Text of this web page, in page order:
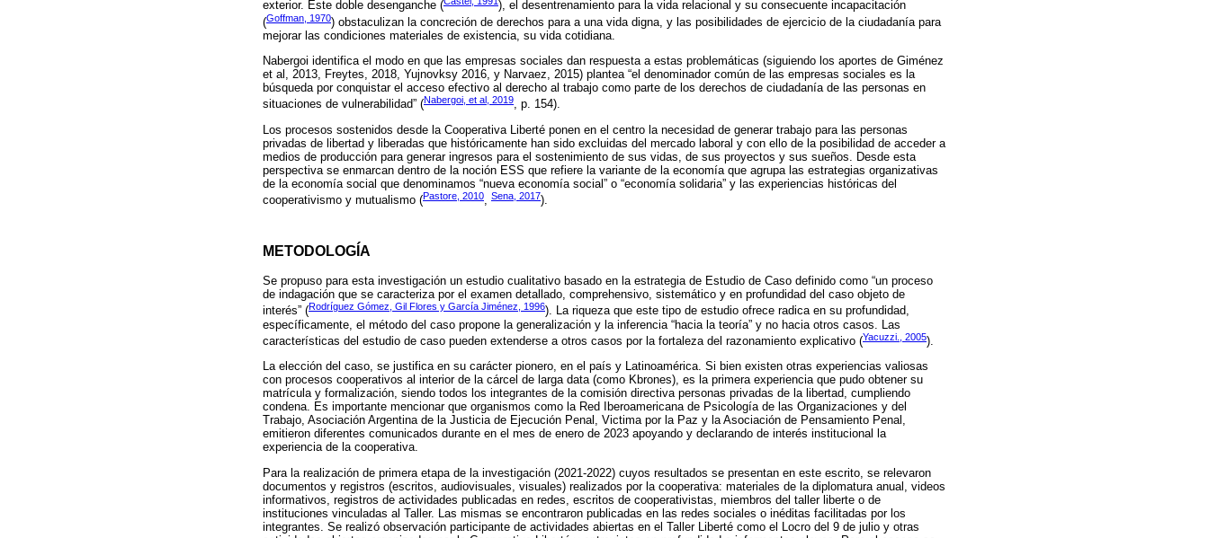
exterior. Este doble desenganche (
), el desentrenamiento para la vida relacional y su consecuente incapacitación
(Goffman, 1970) obstaculizan la concreción de derechos para a una vida digna, y las posibilidades de ejercicio de la ciudadanía para
mejorar las condiciones materiales de existencia, su vida cotidiana.
Nabergoi identifica el modo en que las empresas sociales dan respuesta a estas problemáticas (siguiendo los aportes de Giménez
et al, 2013, Freytes, 2018, Yujnovksy 2016, y Narvaez, 2015) plantea “el denominador común de las empresas sociales es la
búsqueda por conquistar el acceso efectivo al derecho al trabajo como parte de los derechos de ciudadanía de las personas en
situaciones de vulnerabilidad” (Nabergoi, et al, 2019, p. 154).
Los procesos sostenidos desde la Cooperativa Liberté ponen en el centro la necesidad de generar trabajo para las personas
privadas de libertad y liberadas que históricamente han sido excluidas del mercado laboral y con ello de la posibilidad de acceder a
medios de producción para generar ingresos para el sostenimiento de sus vidas, de sus proyectos y sus sueños. Desde esta
perspectiva se enmarcan dentro de la noción ESS que refiere la variante de la economía que agrupa las estrategias organizativas
de la economía social que denominamos “nueva economía social” o “economía solidaria” y las experiencias históricas del
cooperativismo y mutualismo (Pastore, 2010, Sena, 2017).
METODOLOGÍA
Se propuso para esta investigación un estudio cualitativo basado en la estrategia de Estudio de Caso definido como “un proceso
de indagación que se caracteriza por el examen detallado, comprehensivo, sistemático y en profundidad del caso objeto de
interés” (Rodríguez Gómez, Gil Flores y García Jiménez, 1996). La riqueza que este tipo de estudio ofrece radica en su profundidad,
específicamente, el método del caso propone la generalización y la inferencia “hacia la teoría” y no hacia otros casos. Las
características del estudio de caso pueden extenderse a otros casos por la fortaleza del razonamiento explicativo (Yacuzzi., 2005).
La elección del caso, se justifica en su carácter pionero, en el país y Latinoamérica. Si bien existen otras experiencias valiosas
con procesos cooperativos al interior de la cárcel de larga data (como Kbrones), es la primera experiencia que pudo obtener su
matrícula y formalización, siendo todos los integrantes de la comisión directiva personas privadas de la libertad, cumpliendo
condena. Es importante mencionar que organismos como la Red Iberoamericana de Psicología de las Organizaciones y del
Trabajo, Asociación Argentina de la Justicia de Ejecución Penal, Victima por la Paz y la Asociación de Pensamiento Penal,
emitieron diferentes comunicados durante en el mes de enero de 2023 apoyando y declarando de interés institucional la
experiencia de la cooperativa.
Para la realización de primera etapa de la investigación (2021-2022) cuyos resultados se presentan en este escrito, se relevaron
documentos y registros (escritos, audiovisuales, visuales) realizados por la cooperativa: materiales de la diplomatura anual, videos
informativos, registros de actividades publicadas en redes, escritos de cooperativistas, miembros del taller liberte o de
instituciones vinculadas al Taller. Las mismas se encontraron publicadas en las redes sociales o inéditas facilitadas por los
integrantes. Se realizó observación participante de actividades abiertas en el Taller Liberté como el Locro del 9 de julio y otras